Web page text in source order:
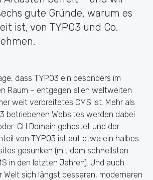
gute Gründe, warum es
ist, von TYPO3 und Co.
dass TYPO3 ein besonders im
Raum – entgegen allen weltweiten
weit verbreitetes CMS ist. Mehr als
betriebenen Websites werden dabei
.CH Domain gehostet und der
von TYPO3 ist auf etwa ein halbes
gesunken (mit dem schnellsten
in den letzten Jahren). Und auch
Welt sich längst besseren, moderneren